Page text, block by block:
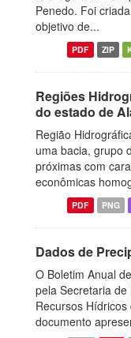
Penedo. Foi
objetivo de...
PDF ZIP
Regiões
do estado de
Região
uma bacia, grupo
próximas com
econômicas
PDF PNG
Dados de
O Boletim Anual
pela Secretaria
Recursos
documento